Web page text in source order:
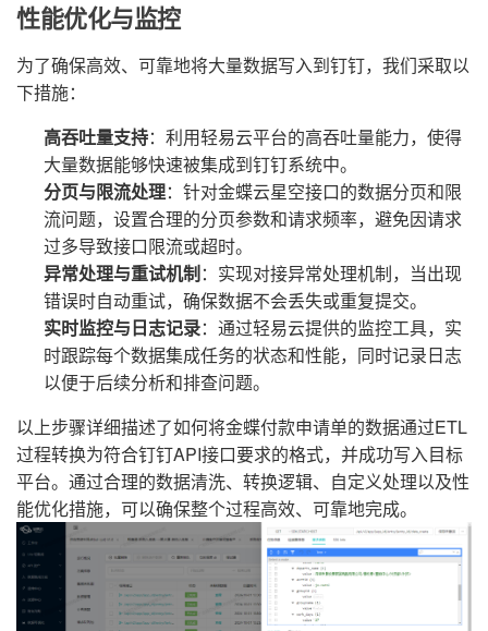
性能优化与监控
为了确保高效、可靠地将大量数据写入到钉钉，我们采取以
下措施：
高吞吐量支持：利用轻易云平台的高吞吐量能力，使得
大量数据能够快速被集成到钉钉系统中。
分页与限流处理：针对金蝶云星空接口的数据分页和限
流问题，设置合理的分页参数和请求频率，避免因请求
过多导致接口限流或超时。
异常处理与重试机制：实现对接异常处理机制，当出现
错误时自动重试，确保数据不会丢失或重复提交。
实时监控与日志记录：通过轻易云提供的监控工具，实
时跟踪每个数据集成任务的状态和性能，同时记录日志
以便于后续分析和排查问题。
以上步骤详细描述了如何将金蝶付款申请单的数据通过ETL
过程转换为符合钉钉API接口要求的格式，并成功写入目标
平台。通过合理的数据清洗、转换逻辑、自定义处理以及性
能优化措施，可以确保整个过程高效、可靠地完成。